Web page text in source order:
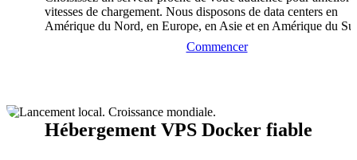
vitesses de chargement. Nous disposons de data centers en
Amérique du Nord, en Europe, en Asie et en Amérique du
Commencer
Hébergement VPS Docker fiable